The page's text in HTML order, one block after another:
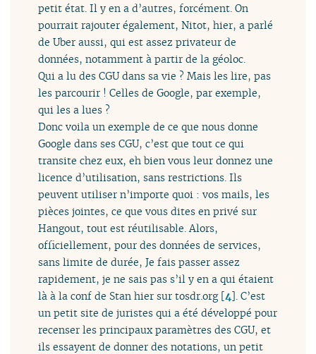
petit état. Il y en a d’autres, forcément. On
pourrait rajouter également, Nitot, hier, a parlé
de Uber aussi, qui est assez privateur de
données, notamment à partir de la géoloc.
Qui a lu des CGU dans sa vie ? Mais les lire, pas
les parcourir ! Celles de Google, par exemple,
qui les a lues ?
Donc voila un exemple de ce que nous donne
Google dans ses CGU, c’est que tout ce qui
transite chez eux, eh bien vous leur donnez une
licence d’utilisation, sans restrictions. Ils
peuvent utiliser n’importe quoi : vos mails, les
pièces jointes, ce que vous dites en privé sur
Hangout, tout est réutilisable. Alors,
officiellement, pour des données de services,
sans limite de durée, Je fais passer assez
rapidement, je ne sais pas s’il y en a qui étaient
là à la conf de Stan hier sur tosdr.org[4]. C’est
un petit site de juristes qui a été développé pour
recenser les principaux paramètres des CGU, et
ils essayent de donner des notations, un petit